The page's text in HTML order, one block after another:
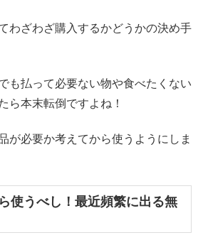
わざわざ購入するかどうかの決め手
も払って必要ない物や食べたくない
ら本末転倒ですよね！
が必要か考えてから使うようにしま
使うべし！最近頻繁に出る無